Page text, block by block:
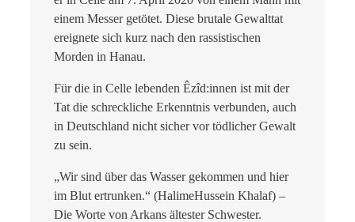
einem Messer getötet. Diese brutale Gewalttat
ereignete sich kurz nach den rassistischen
Morden in Hanau.
Für die in Celle lebenden Êzîd:innen ist mit der
Tat die schreckliche Erkenntnis verbunden, auch
in Deutschland nicht sicher vor tödlicher Gewalt
zu sein.
„Wir sind über das Wasser gekommen und hier
im Blut ertrunken.“ (HalimeHussein Khalaf) –
Die Worte von Arkans ältester Schwester.